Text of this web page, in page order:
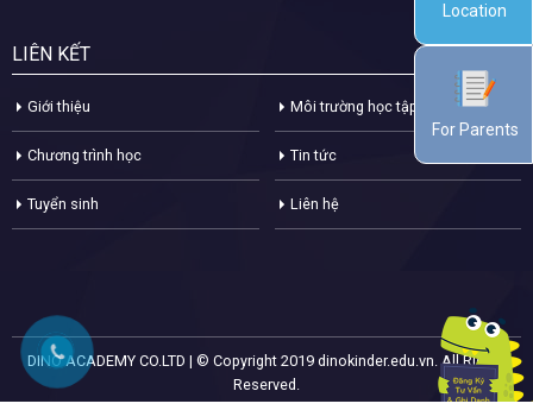
LIÊN KẾT
Giới thiệu
Chương trình học
Tuyển sinh
Môi trường học tập
Tin tức
Liên hệ
DINO ACADEMY CO.LTD | © Copyright 2019 dinokinder.edu.vn. All Rights
Reserved.
Location
For Parents